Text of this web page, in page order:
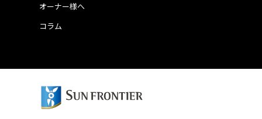
オーナー様へ
コラム